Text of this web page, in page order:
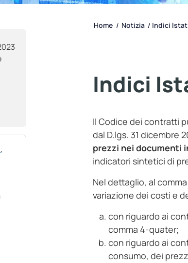
,
Home / Notizia / Indici
Indici
Il Codice dei contratti
dal D.lgs. 31 dicembre
prezzi nei documenti
indicatori sintetici di
Nel dettaglio, al
variazione dei costi e
con riguardo ai
comma 4-quater;
con riguardo ai
consumo, dei